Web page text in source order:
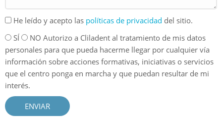
He leído y acepto las políticas de privacidad del sitio.
SÍ
NO Autorizo a Cliladent al tratamiento de mis datos
personales para que pueda hacerme llegar por cualquier vía
información sobre acciones formativas, iniciativas o servicios
que el centro ponga en marcha y que puedan resultar de mi
interés.
ENVIAR